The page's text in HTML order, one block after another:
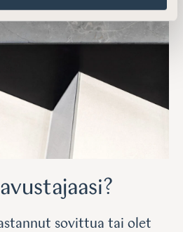
sovittua tai olet